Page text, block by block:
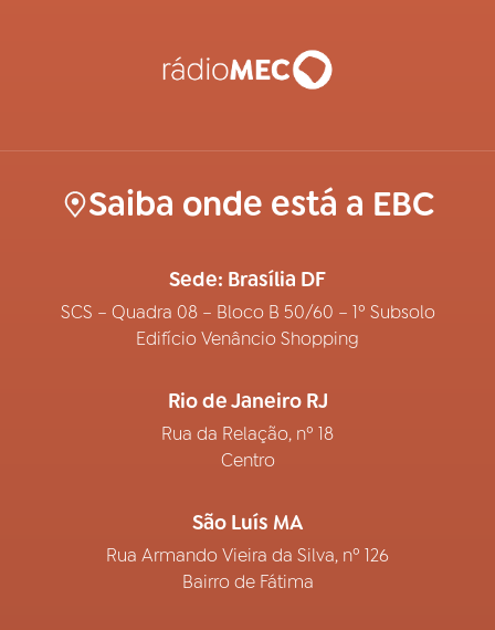
Saiba onde está a EBC
Sede: Brasília DF
SCS – Quadra 08 – Bloco B 50/60 – 1º Subsolo
Edifício Venâncio Shopping
Rio de Janeiro RJ
Rua da Relação, nº 18
Centro
São Luís MA
Rua Armando Vieira da Silva, nº 126
Bairro de Fátima